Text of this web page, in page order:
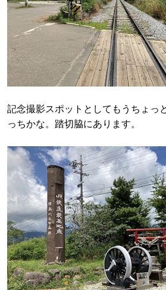
記念撮影スポットとしてもうちょっ
っちかな。踏切脇にあります。